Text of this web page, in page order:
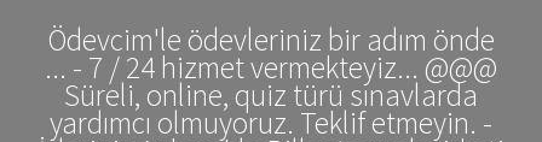
Ödevcim'le ödevleriniz bir adım önde
... - 7 / 24 hizmet vermekteyiz... @@@
Süreli, online, quiz türü sınavlarda
yardımcı olmuyoruz. Teklif etmeyin. -